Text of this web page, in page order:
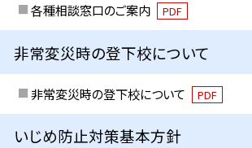
各種相談窓口のご案内 PDF
非常変災時の登下校について
非常変災時の登下校について PDF
いじめ防止対策基本方針